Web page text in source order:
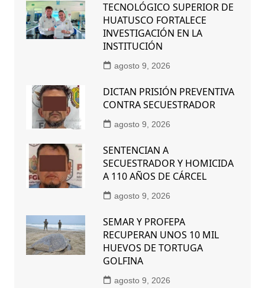
TECNOLÓGICO SUPERIOR DE
HUATUSCO FORTALECE
INVESTIGACIÓN EN LA
INSTITUCIÓN
agosto 9, 2026
DICTAN PRISIÓN PREVENTIVA
CONTRA SECUESTRADOR
agosto 9, 2026
SENTENCIAN A
SECUESTRADOR Y HOMICIDA
A 110 AÑOS DE CÁRCEL
agosto 9, 2026
SEMAR Y PROFEPA
RECUPERAN UNOS 10 MIL
HUEVOS DE TORTUGA
GOLFINA
agosto 9, 2026